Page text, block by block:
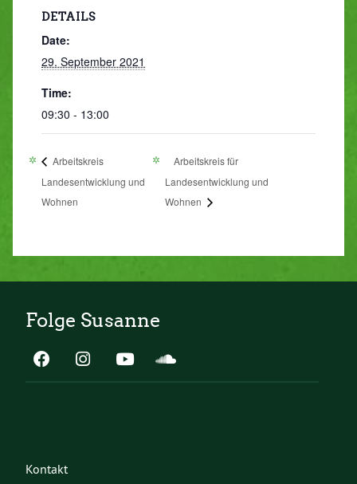
DETAILS
Date:
29. September 2021
Time:
09:30 - 13:00
Arbeitskreis
Landesentwicklung und
Wohnen
Arbeitskreis für
Landesentwicklung und
Wohnen
Folge Susanne
Kontakt